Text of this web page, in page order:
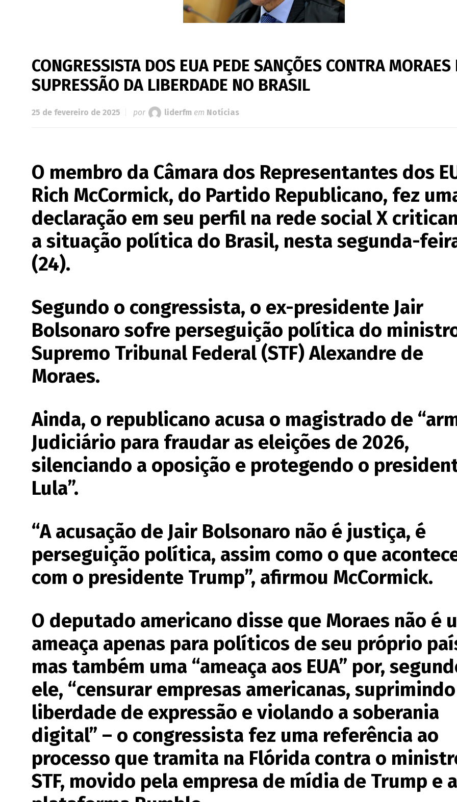
CONGRESSISTA DOS EUA PEDE SANÇÕES CONTRA MORAES
SUPRESSÃO DA LIBERDADE NO BRASIL
25 de fevereiro de 2025 por liderfm em Notícias
O membro da Câmara dos Representantes dos
Rich McCormick, do Partido Republicano, fez
declaração em seu perfil na rede social X
a situação política do Brasil, nesta segunda-
(24).
Segundo o congressista, o ex-presidente Jair
Bolsonaro sofre perseguição política do
Supremo Tribunal Federal (STF) Alexandre de
Moraes.
Ainda, o republicano acusa o magistrado de
Judiciário para fraudar as eleições de 2026,
silenciando a oposição e protegendo o
Lula”.
“A acusação de Jair Bolsonaro não é justiça, é
perseguição política, assim como o que
com o presidente Trump”, afirmou McCormick.
O deputado americano disse que Moraes não é
ameaça apenas para políticos de seu próprio
mas também uma “ameaça aos EUA” por,
ele, “censurar empresas americanas,
liberdade de expressão e violando a soberania
digital” – o congressista fez uma referência ao
processo que tramita na Flórida contra o
STF, movido pela empresa de mídia de Trump e a